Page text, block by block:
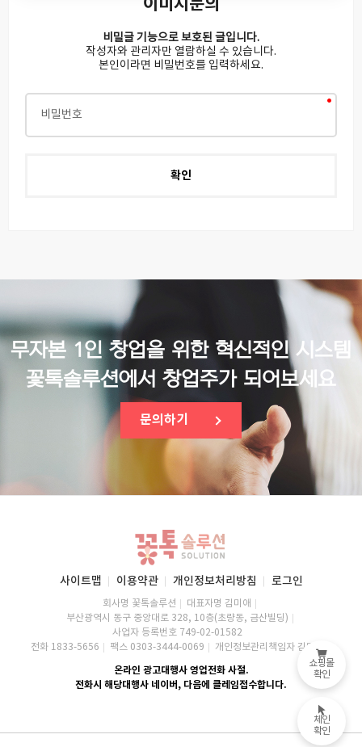
이미지문의
비밀글 기능으로 보호된 글입니다.
작성자와 관리자만 열람하실 수 있습니다.
본인이라면 비밀번호를 입력하세요.
무자본 1인 창업을 위한 혁신적인 시스템
꽃톡솔루션에서 창업주가 되어보세요
문의하기
사이트맵 이용약관 개인정보처리방침 로그인
회사명 꽃톡솔루션
대표자명 김미애
부산광역시 동구 중앙대로 328, 10층(초량동, 금산빌딩)
사업자 등록번호 749-02-01582
전화 1833-5656
팩스 0303-3444-0069 개인정보관리책임자 김미애
온라인 광고대행사 영업전화 사절.
전화시 해당대행사 네이버, 다음에 클레임접수합니다.
쇼핑몰
확인
체인
확인